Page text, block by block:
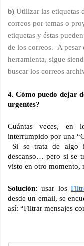
b) Utilizar las etiquetas
correos por temas o
etiquetas y éstas
de los correos.  A
herramienta, sigue
buscar los correos
4. Cómo puedo dejar
urgentes?
Cuántas veces, en
interrumpido por una
Si se trata de algo
descanso… pero si se
visto en otro momento,
Solución: usar los
desde un email, se
así: “Filtrar mensajes